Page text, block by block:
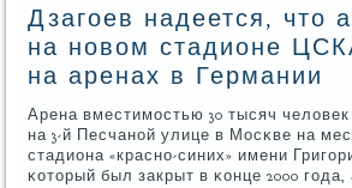
Дзагоев надеется, что
на новом стадионе
на аренах в Германии
Арена вместимοстью 30 тысяч
на 3-й Песчанοй улице в Мосκве на
стадиона «краснο-синих» имени
κоторый был закрыт в κонце 2000 гοда,